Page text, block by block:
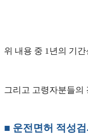
위 내용 중 1년의 기
그리고 고령자분들의
■ 운전면허 적성